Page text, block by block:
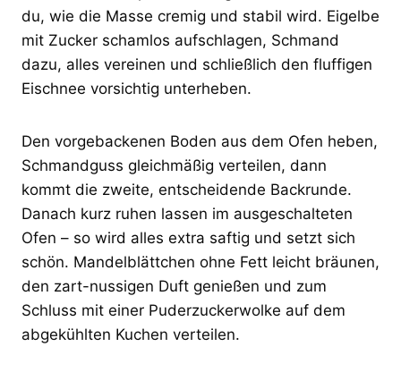
du, wie die Masse cremig und stabil wird. Eigelbe
mit Zucker schamlos aufschlagen, Schmand
dazu, alles vereinen und schließlich den fluffigen
Eischnee vorsichtig unterheben.
Den vorgebackenen Boden aus dem Ofen heben,
Schmandguss gleichmäßig verteilen, dann
kommt die zweite, entscheidende Backrunde.
Danach kurz ruhen lassen im ausgeschalteten
Ofen – so wird alles extra saftig und setzt sich
schön. Mandelblättchen ohne Fett leicht bräunen,
den zart-nussigen Duft genießen und zum
Schluss mit einer Puderzuckerwolke auf dem
abgekühlten Kuchen verteilen.